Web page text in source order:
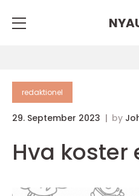
redaktionel
29. September 2023 by
Hva koster